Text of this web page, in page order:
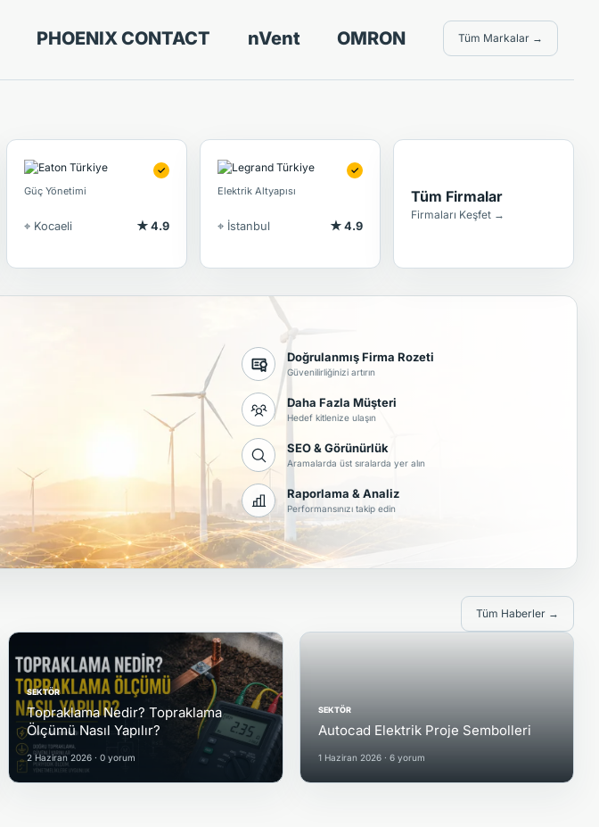
PHOENIX CONTACT nVent OMRON Tüm Markalar →
✓
Güç Yönetimi
⌖ Kocaeli ★ 4.9
✓
Elektrik Altyapısı
⌖ İstanbul ★ 4.9
Tüm Firmalar
Firmaları Keşfet →
Doğrulanmış Firma Rozeti
Güvenilirliğinizi artırın
Daha Fazla Müşteri
Hedef kitlenize ulaşın
SEO & Görünürlük
Aramalarda üst sıralarda yer alın
Raporlama & Analiz
Performansınızı takip edin
Tüm Haberler →
SEKTÖR
Topraklama Nedir? Topraklama
Ölçümü Nasıl Yapılır?
2 Haziran 2026 · 0 yorum
SEKTÖR
Autocad Elektrik Proje Sembolleri
1 Haziran 2026 · 6 yorum